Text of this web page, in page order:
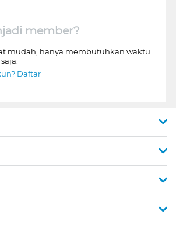
member?
mudah, hanya membutuhkan waktu
Daftar